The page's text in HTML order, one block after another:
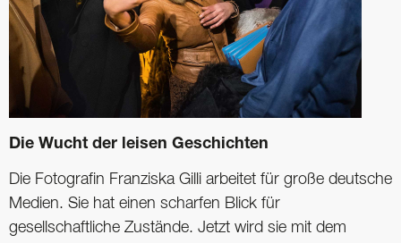
Die Wucht der leisen Geschichten
Die Fotografin Franziska Gilli arbeitet für große deutsche
Medien. Sie hat einen scharfen Blick für
gesellschaftliche Zustände. Jetzt wird sie mit dem